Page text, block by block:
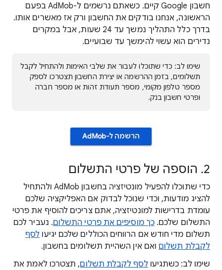
חשבון Google קיים. כשאתם נרשמים ל-AdMob בפעם
הראשונה, אנחנו בודקים את החשבון ורק אז מאשרים אותו.
בדרך כלל התהליך נמשך עד 24 שעות, אבל במקרים
נדירים הוא עשוי להימשך עד שבועיים.
שימו לב: כדי שתוכלו לעבור את שלבי האימות ולהתחיל לקבל
תשלומים, בזמן ההרשמה או יצירת החשבון תצטרכו לספק
מספר טלפון מקומי, מספר תעודת זהות או מספר חברה
ופרטי חשבון בנק.
הרשמה ל-AdMob
2. הוספה של פרטי התשלום
כדי שתוכלו להפעיל מונטיזציה בחשבון AdMob ולהתחיל
להציג מודעות, וכדי שנוכל לבדוק אם האפליקציה שלכם
עומדת בדרישות למונטיזציה, אתם צריכים להוסיף את פרטי
התשלום שלכם.כך מוסיפים את פרטי התשלום. נעביר לכם
תשלום מדי חודש אם הרווחים הכוללים שלכם יגיעו לסף
לקבלת תשלום ואם אין השהיית תשלומים בחשבון.
שימו לב: כשתגיעו לסף לקבלת תשלום, תצטרכו לאמת את